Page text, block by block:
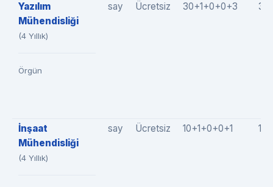
Yazılım
Mühendisliği
(4 Yıllık)
Örgün
say Ücretsiz 30+1+0+0+3
İnşaat
Mühendisliği
(4 Yıllık)
say Ücretsiz 10+1+0+0+1